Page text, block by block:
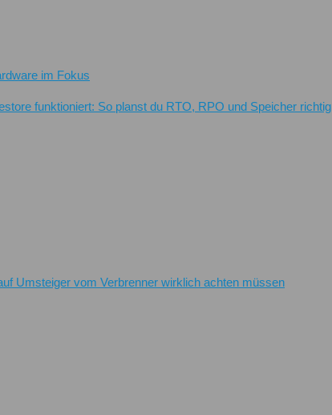
im Fokus
funktioniert: So planst du RTO, RPO und Speicher richtig
Umsteiger vom Verbrenner wirklich achten müssen